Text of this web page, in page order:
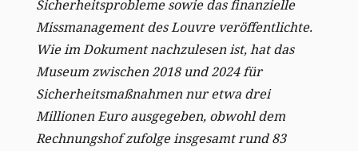
Sicherheitsprobleme sowie das finanzielle
Missmanagement des Louvre veröffentlichte.
Wie im Dokument nachzulesen ist, hat das
Museum zwischen 2018 und 2024 für
Sicherheitsmaßnahmen nur etwa drei
Millionen Euro ausgegeben, obwohl dem
Rechnungshof zufolge insgesamt rund 83